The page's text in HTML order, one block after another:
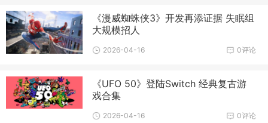
《漫威蜘蛛侠3》开发再添证据 失眠组
大规模招人
0评论
2026-04-16
《UFO 50》登陆Switch 经典复古游
戏合集
0评论
2026-04-16